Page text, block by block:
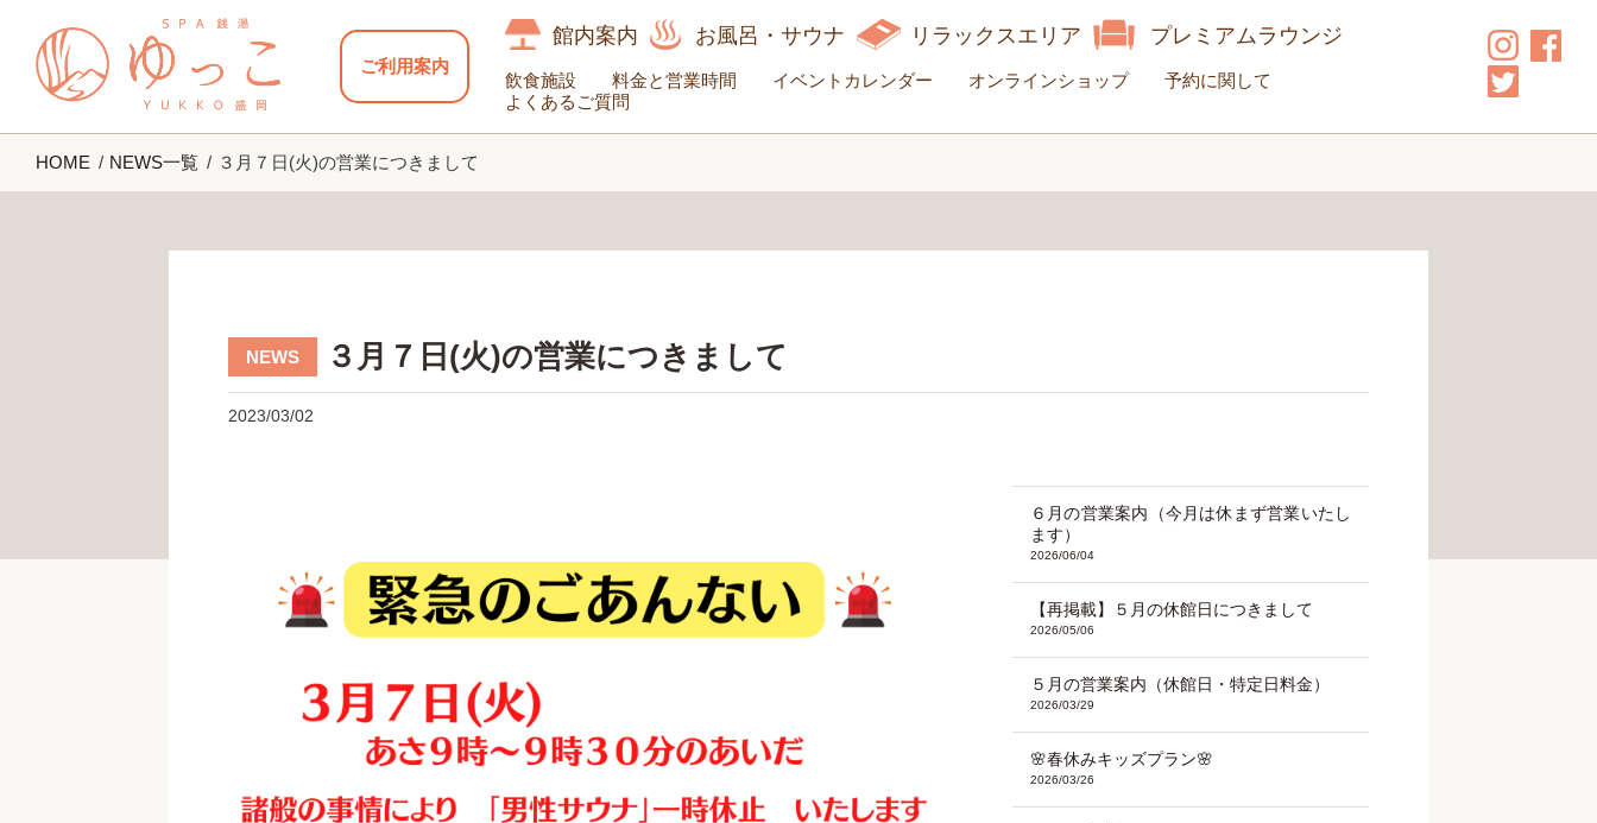
ご利用案内
館内案内 お風呂・サウナ リラックスエリア プレミアムラウンジ
飲食施設 料金と営業時間 イベントカレンダー オンラインショップ
予約に関して
よくあるご質問
HOME NEWS一覧 ３月７日(火)の営業につきまして
３月７日(火)の営業につきまして
2023/03/02
６月の営業案内（今月は休まず営業いたし
ます）
2026/06/04
【再掲載】５月の休館日につきまして
2026/05/06
５月の営業案内（休館日・特定日料金）
2026/03/29
🌸春休みキッズプラン🌸
2026/03/26